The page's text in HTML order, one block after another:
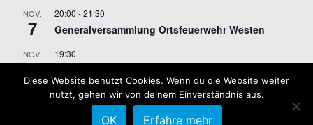
NOV.
7
20:00 -21:30
Generalversammlung Ortsfeuerwehr Westen
NOV.
9
19:30
Kalender anzeigen
Diese Website benutzt Cookies. Wenn du die Website weiter
nutzt, gehen wir von deinem Einverständnis aus.
OK Erfahre mehr